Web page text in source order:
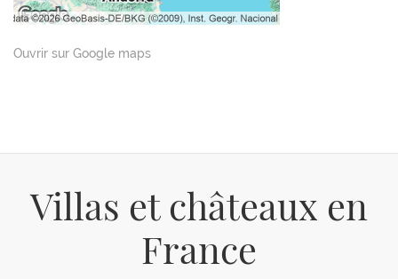
Ouvrir sur Google maps
Villas et châteaux en
France